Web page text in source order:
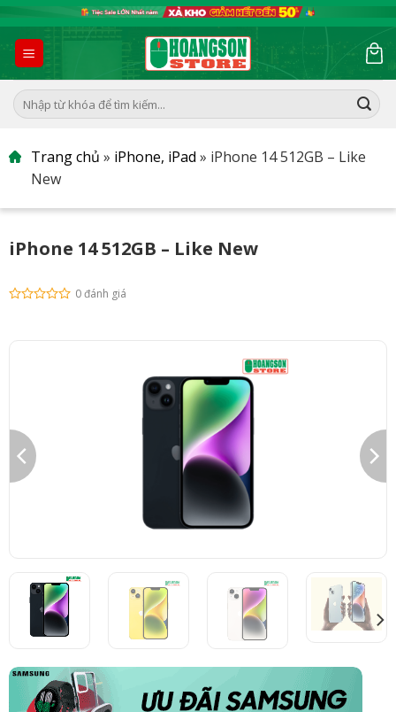
to
content
Tìm
kiếm:
Trang chủ » iPhone, iPad » iPhone 14 512GB – Like
New
iPhone 14 512GB – Like New
0 đánh giá